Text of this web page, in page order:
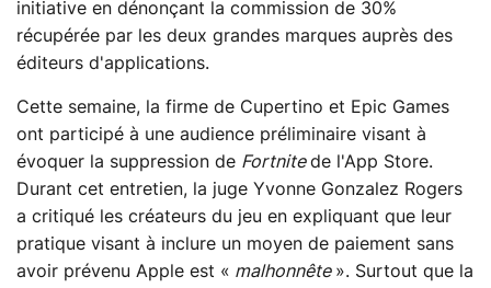
initiative en dénonçant la commission de 30%
récupérée par les deux grandes marques auprès des
éditeurs d'applications.
Cette semaine, la firme de Cupertino et Epic Games
ont participé à une audience préliminaire visant à
évoquer la suppression de Fortnitede l'App Store.
Durant cet entretien, la juge Yvonne Gonzalez Rogers
a critiqué les créateurs du jeu en expliquant que leur
pratique visant à inclure un moyen de paiement sans
avoir prévenu Apple est « malhonnête ». Surtout que la